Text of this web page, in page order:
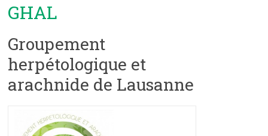
GHAL
Groupement
herpétologique et
arachnide de Lausanne